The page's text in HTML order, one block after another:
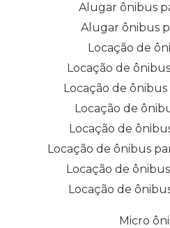
Alugar ônibus
Alugar ônibus
Locação de
Locação de
Locação de
Locação de
Locação de
Locação de ônibus
Locação de
Locação de
Micro